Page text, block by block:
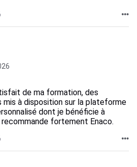
de ma formation, des
mis à disposition sur la plateforme
dont je bénéficie à
fortement Enaco.